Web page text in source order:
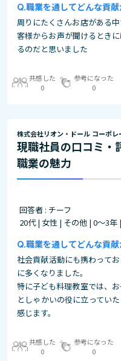
職業を通してどんな貢献
周りにたくさんお店がある
客様からお声が聞けるとき
るのだと思いました
共感した
0
参考になった
0
株式会社リオン・ドール コーポレ
現職社員の口コミ・
職業の魅力
回答者 : チーフ
20代 | 女性 | その他 | 0～3年
職業を通してどんな貢献
社会貢献活動にも携わって
に多くなりました。
特に子ども料理教室では、
としゃかいの役に立ってい
感じます。
共感した
0
参考になった
0